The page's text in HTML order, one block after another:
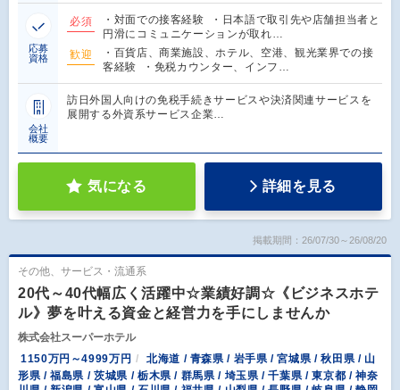
応募
資格
必須
・対面での接客経験 ・日本語で取引先や店舗担当者と
円滑にコミュニケーションが取れ…
歓迎
・百貨店、商業施設、ホテル、空港、観光業界での接
客経験 ・免税カウンター、インフ…
会社
概要
訪日外国人向けの免税手続きサービスや決済関連サービスを
展開する外資系サービス企業…
気になる 詳細を見る
掲載期間：26/07/30～26/08/20
その他、サービス・流通系
20代～40代幅広く活躍中☆業績好調☆《ビジネスホテ
ル》夢を叶える資金と経営力を手にしませんか
株式会社スーパーホテル
1150万円～4999万円
北海道 / 青森県 / 岩手県 / 宮城県 / 秋田県 / 山
形県 / 福島県 / 茨城県 / 栃木県 / 群馬県 / 埼玉県 / 千葉県 / 東京都 / 神奈